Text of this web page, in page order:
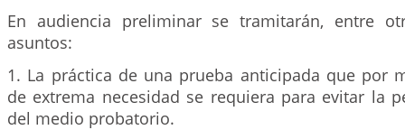
En audiencia preliminar se tramitarán, entre
asuntos:
1. La práctica de una prueba anticipada que por
de extrema necesidad se requiera para evitar la
del medio probatorio.